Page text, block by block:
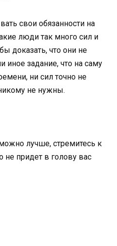
свои обязанности на
люди так много сил и
доказать, что они не
задание, что на саму
ни сил точно не
не нужны.
лучше, стремитесь к
не придет в голову вас